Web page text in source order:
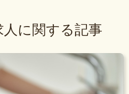
人に関する記事